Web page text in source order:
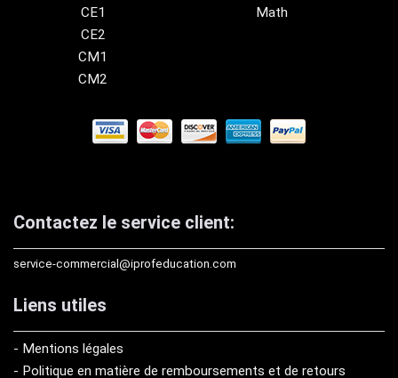
CE1
CE2
CM1
CM2
Math
Contactez le service client:
service-commercial@iprofeducation.com
Liens utiles
- Mentions légales
- Politique en matière de remboursements et de retours